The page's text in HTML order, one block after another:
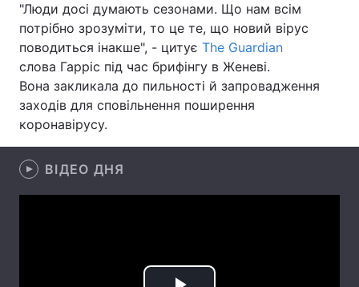
Цікавинки Погода
Екологія Регіони
Лонгріди
Відео з Youtube
Інтерв'ю
"Люди досі думають сезонами. Що нам всім
потрібно зрозуміти, то це те, що новий вірус
поводиться інакше", - цитує The Guardian
слова Гарріс під час брифінгу в Женеві.
Вона закликала до пильності й запровадження
заходів для сповільнення поширення
коронавірусу.
ВІДЕО ДНЯ